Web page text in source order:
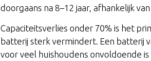
doorgaans na 8–12 jaar, afhankelijk
Capaciteitsverlies onder 70% is het
batterij sterk vermindert. Een batterij
voor veel huishoudens onvoldoende